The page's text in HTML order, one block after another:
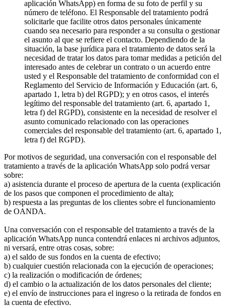
aplicación WhatsApp) en forma de su foto de perfil y su
número de teléfono. El Responsable del tratamiento podrá
solicitarle que facilite otros datos personales únicamente
cuando sea necesario para responder a su consulta o gestionar
el asunto al que se refiere el contacto. Dependiendo de la
situación, la base jurídica para el tratamiento de datos será la
necesidad de tratar los datos para tomar medidas a petición del
interesado antes de celebrar un contrato o un acuerdo entre
usted y el Responsable del tratamiento de conformidad con el
Reglamento del Servicio de Información y Educación (art. 6,
apartado 1, letra b) del RGPD); y en otros casos, el interés
legítimo del responsable del tratamiento (art. 6, apartado 1,
letra f) del RGPD), consistente en la necesidad de resolver el
asunto comunicado relacionado con las operaciones
comerciales del responsable del tratamiento (art. 6, apartado 1,
letra f) del RGPD).
Por motivos de seguridad, una conversación con el responsable del
tratamiento a través de la aplicación WhatsApp solo podrá versar
sobre:
a) asistencia durante el proceso de apertura de la cuenta (explicación
de los pasos que componen el procedimiento de alta);
b) respuesta a las preguntas de los clientes sobre el funcionamiento
de OANDA.
Una conversación con el responsable del tratamiento a través de la
aplicación WhatsApp nunca contendrá enlaces ni archivos adjuntos,
ni versará, entre otras cosas, sobre:
a) el saldo de sus fondos en la cuenta de efectivo;
b) cualquier cuestión relacionada con la ejecución de operaciones;
c) la realización o modificación de órdenes;
d) el cambio o la actualización de los datos personales del cliente;
e) el envío de instrucciones para el ingreso o la retirada de fondos en
la cuenta de efectivo.